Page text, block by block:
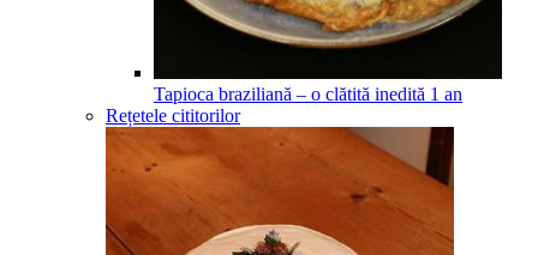
Tapioca braziliană – o clătită inedită 1 an
Rețetele cititorilor